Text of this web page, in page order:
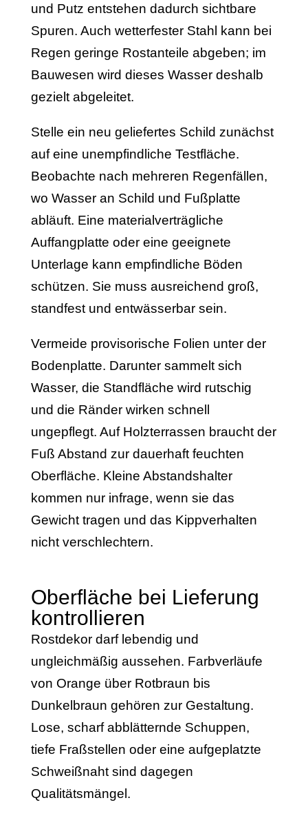
und Putz entstehen dadurch sichtbare
Spuren. Auch wetterfester Stahl kann bei
Regen geringe Rostanteile abgeben; im
Bauwesen wird dieses Wasser deshalb
gezielt abgeleitet.
Stelle ein neu geliefertes Schild zunächst
auf eine unempfindliche Testfläche.
Beobachte nach mehreren Regenfällen,
wo Wasser an Schild und Fußplatte
abläuft. Eine materialverträgliche
Auffangplatte oder eine geeignete
Unterlage kann empfindliche Böden
schützen. Sie muss ausreichend groß,
standfest und entwässerbar sein.
Vermeide provisorische Folien unter der
Bodenplatte. Darunter sammelt sich
Wasser, die Standfläche wird rutschig
und die Ränder wirken schnell
ungepflegt. Auf Holzterrassen braucht der
Fuß Abstand zur dauerhaft feuchten
Oberfläche. Kleine Abstandshalter
kommen nur infrage, wenn sie das
Gewicht tragen und das Kippverhalten
nicht verschlechtern.
Oberfläche bei Lieferung
kontrollieren
Rostdekor darf lebendig und
ungleichmäßig aussehen. Farbverläufe
von Orange über Rotbraun bis
Dunkelbraun gehören zur Gestaltung.
Lose, scharf abblätternde Schuppen,
tiefe Fraßstellen oder eine aufgeplatzte
Schweißnaht sind dagegen
Qualitätsmängel.